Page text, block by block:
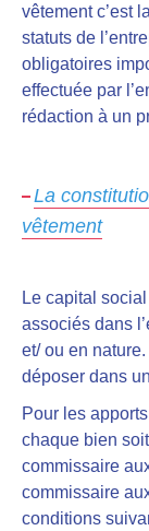
vêtement c’est
statuts de
obligatoires
effectuée par
rédaction à un
La
vêtement
Le capital
associés dans
et/ ou en
déposer dans
Pour les
chaque bien
commissaire
commissaire
conditions